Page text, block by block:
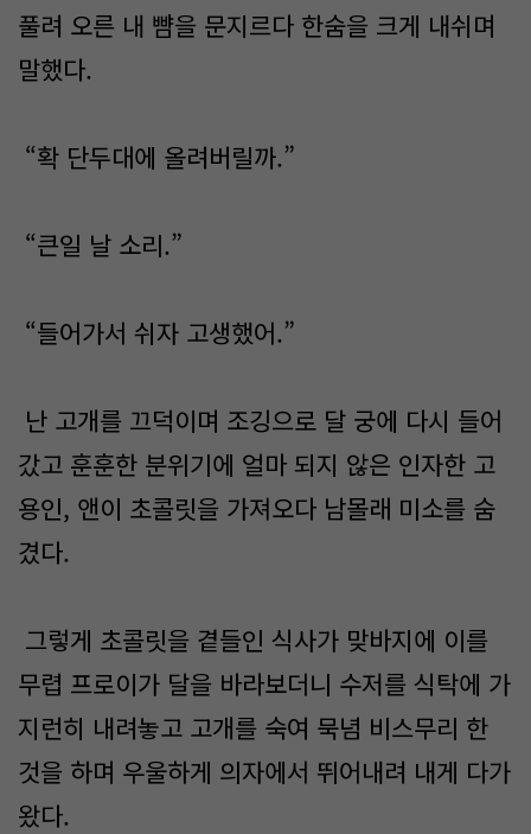
풀려 오른 내 뺨을 문지르다 한숨을 크게 내쉬며
말했다.
“확 단두대에 올려버릴까.”
“큰일 날 소리.”
“들어가서 쉬자 고생했어.”
난 고개를 끄덕이며 조깅으로 달 궁에 다시 들어
갔고 훈훈한 분위기에 얼마 되지 않은 인자한 고
용인, 앤이 초콜릿을 가져오다 남몰래 미소를 숨
겼다.
그렇게 초콜릿을 곁들인 식사가 맞바지에 이를
무렵 프로이가 달을 바라보더니 수저를 식탁에 가
지런히 내려놓고 고개를 숙여 묵념 비스무리 한
것을 하며 우울하게 의자에서 뛰어내려 내게 다가
왔다.